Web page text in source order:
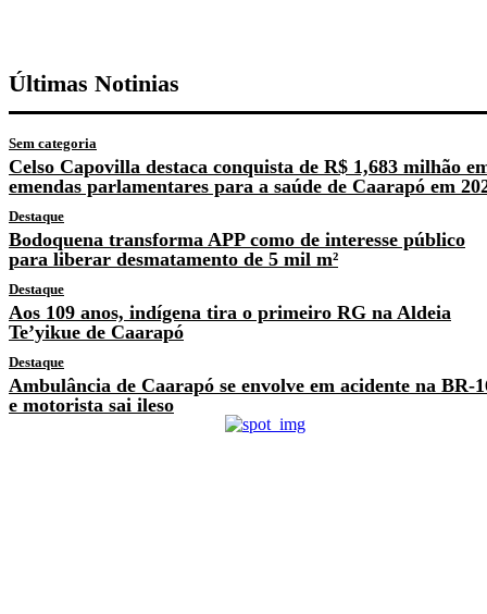
Últimas Notinias
Sem categoria
Celso Capovilla destaca conquista de R$ 1,683 milhão
emendas parlamentares para a saúde de Caarapó em
Destaque
Bodoquena transforma APP como de interesse público
para liberar desmatamento de 5 mil m²
Destaque
Aos 109 anos, indígena tira o primeiro RG na Aldeia
Te’yikue de Caarapó
Destaque
Ambulância de Caarapó se envolve em acidente na BR-
e motorista sai ileso